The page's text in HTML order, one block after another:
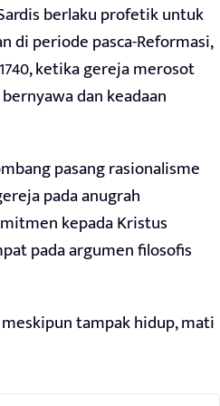
berlaku profetik untuk
di periode pasca-Reformasi,
ketika gereja merosot
dan keadaan
pasang rasionalisme
pada anugrah
kepada Kristus
pada argumen filosofis
tampak hidup, mati